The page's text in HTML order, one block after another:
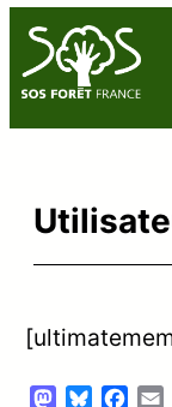
Mastodon
Bluesky